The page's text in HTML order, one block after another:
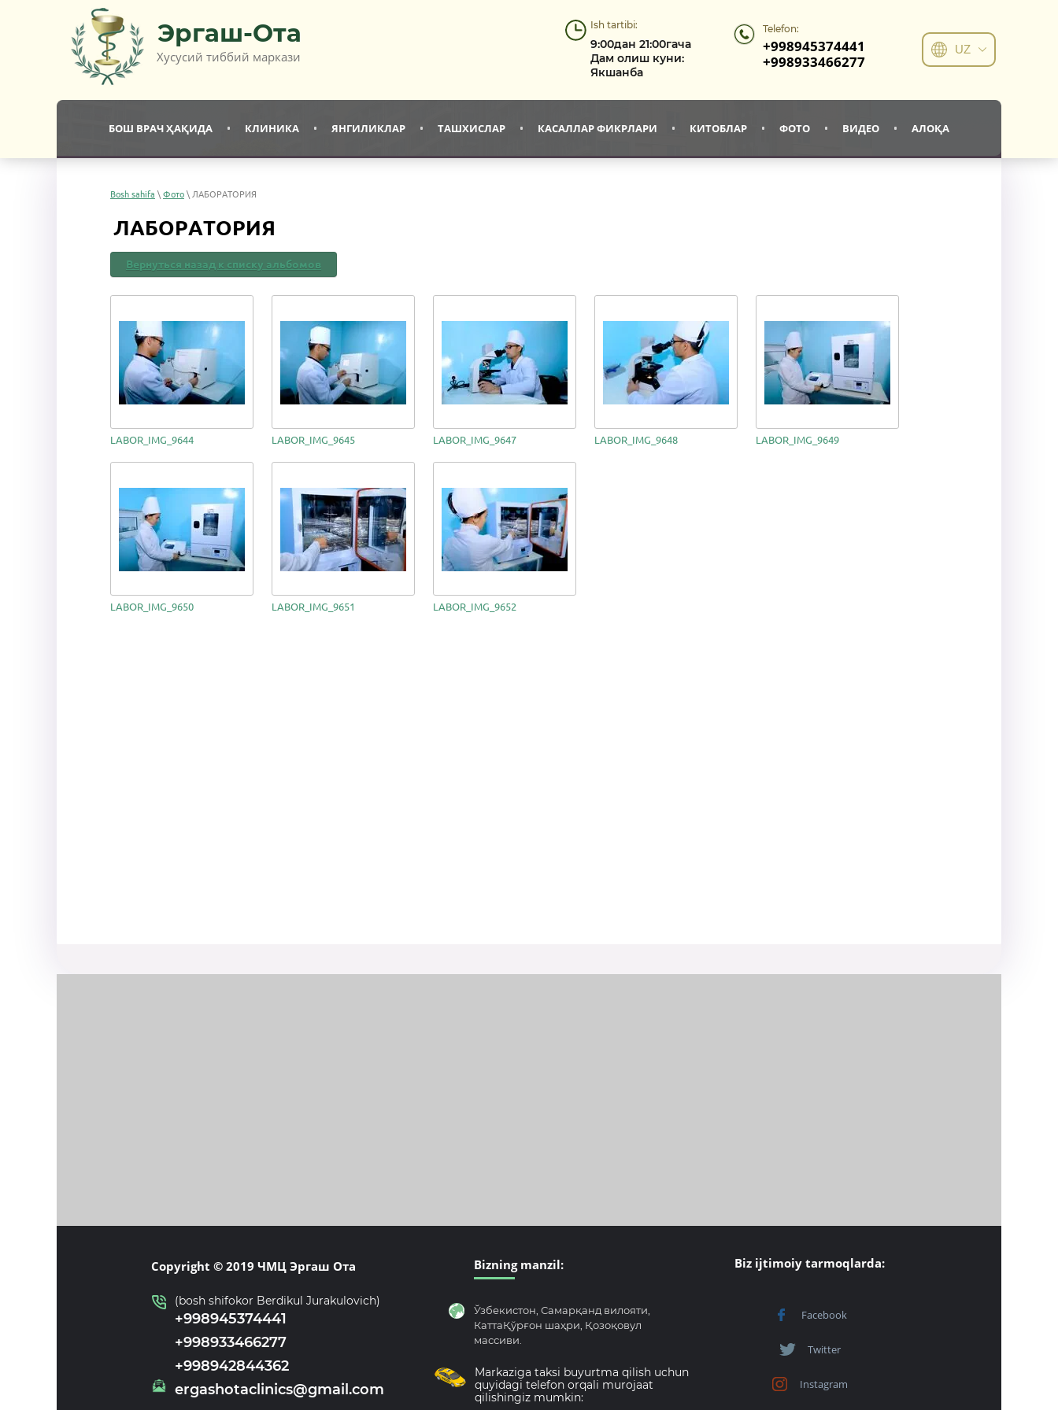
Эргаш-Ота
Хусусий тиббий маркази
Ish tartibi:
9:00дан 21:00гача
Дам олиш куни:
Якшанба
Telefon:
+998945374441
+998933466277
UZ
БОШ ВРАЧ ҲАҚИДА КЛИНИКА ЯНГИЛИКЛАР ТАШХИСЛАР КАСАЛЛАР ФИКРЛАРИ КИТОБЛАР ФОТО ВИДЕО АЛОҚА
Bosh sahifa \ Фото \ ЛАБОРАТОРИЯ
ЛАБОРАТОРИЯ
Вернуться назад к списку альбомов
LABOR_IMG_9644 LABOR_IMG_9645 LABOR_IMG_9647 LABOR_IMG_9648 LABOR_IMG_9649
LABOR_IMG_9650 LABOR_IMG_9651 LABOR_IMG_9652
Copyright © 2019 ЧМЦ Эргаш Ота
(bosh shifokor Berdikul Jurakulovich)
+998945374441
+998933466277
+998942844362
ergashotaclinics@gmail.com
Bizning manzil:
Ўзбекистон, Самарқанд вилояти,
КаттаҚўрғон шаҳри, Қозоқовул
массиви.
Markaziga taksi buyurtma qilish uchun
quyidagi telefon orqali murojaat
qilishingiz mumkin:
Biz ijtimoiy tarmoqlarda:
Facebook
Twitter
Instagram